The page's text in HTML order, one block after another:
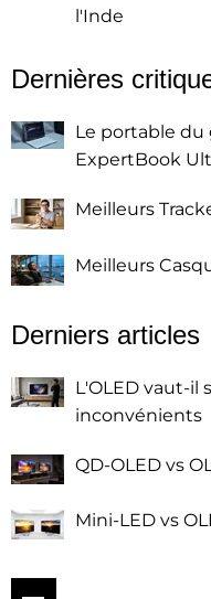
l'Inde
Dernières
Le portable du
ExpertBook
Meilleurs
Meilleurs
Derniers articles
L'OLED vaut-il
inconvénients
QD-OLED vs
Mini-LED vs